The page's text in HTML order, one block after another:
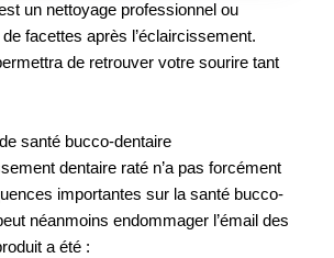
un nettoyage professionnel ou
de facettes après l’éclaircissement.
de retrouver votre sourire tant
santé bucco-dentaire
dentaire raté n’a pas forcément
importantes sur la santé bucco-
néanmoins endommager l’émail des
a été :